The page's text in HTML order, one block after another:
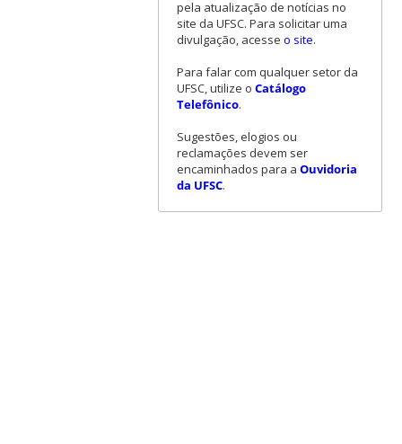
pela atualização de notícias no
site da UFSC. Para solicitar uma
divulgação, acesse o site.
Para falar com qualquer setor da
UFSC, utilize o Catálogo
Telefônico.
Sugestões, elogios ou
reclamações devem ser
encaminhados para a Ouvidoria
da UFSC.